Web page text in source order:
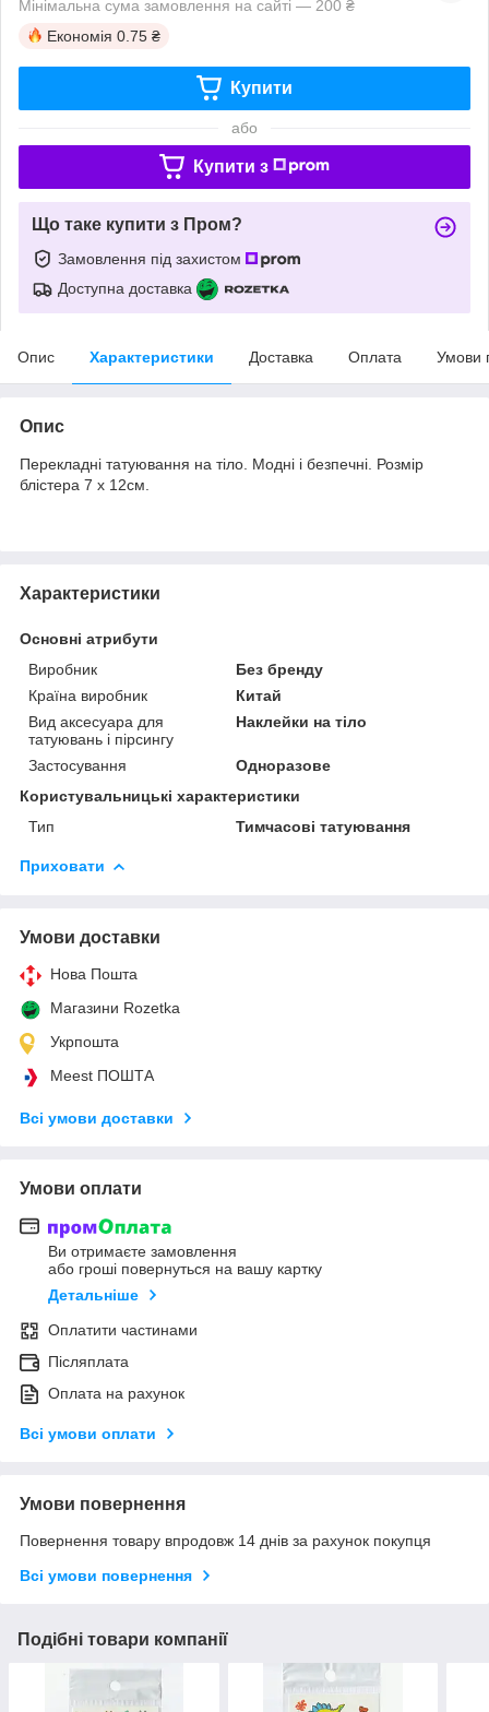
Мінімальна сума замовлення на сайті — 200 ₴
Економія 0.75 ₴
Купити
або
Купити з
Що таке купити з Пром?
Замовлення під захистом
Доступна доставка
Опис Характеристики Доставка Оплата Умови
Опис
Перекладні татуювання на тіло. Модні і безпечні. Розмір
блістера 7 х 12см.
Характеристики
Основні атрибути
Виробник
Без бренду
Країна виробник
Китай
Вид аксесуара для
татуювань і пірсингу
Наклейки на тіло
Застосування
Одноразове
Користувальницькі характеристики
Тип
Тимчасові татуювання
Приховати
Умови доставки
Нова Пошта
Магазини Rozetka
Укрпошта
Meest ПОШТА
Всі умови доставки
Умови оплати
Ви отримаєте замовлення
або гроші повернуться на вашу картку
Детальніше
Оплатити частинами
Післяплата
Оплата на рахунок
Всі умови оплати
Умови повернення
Повернення товару впродовж 14 днів за рахунок покупця
Всі умови повернення
Подібні товари компанії